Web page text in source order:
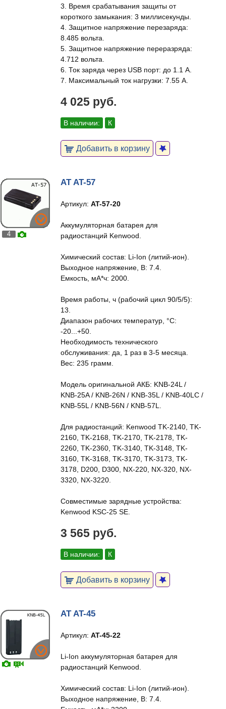
3. Время срабатывания защиты от
короткого замыкания: 3 миллисекунды.
4. Защитное напряжение перезаряда:
8.485 вольта.
5. Защитное напряжение переразряда:
4.712 вольта.
6. Ток заряда через USB порт: до 1.1 А.
7. Максимальный ток нагрузки: 7.55 А.
4 025 руб.
В наличии: К
Добавить в корзину
4
AT AT-57
Артикул: AT-57-20
Аккумуляторная батарея для
радиостанций Kenwood.
Химический состав: Li-Ion (литий-ион).
Выходное напряжение, В: 7.4.
Емкость, мА*ч: 2000.
Время работы, ч (рабочий цикл 90/5/5):
13.
Диапазон рабочих температур, °С:
-20...+50.
Необходимость технического
обслуживания: да, 1 раз в 3-5 месяца.
Вес: 235 грамм.
Модель оригинальной АКБ: KNB-24L /
KNB-25A / KNB-26N / KNB-35L / KNB-40LC /
KNB-55L / KNB-56N / KNB-57L.
Для радиостанций: Kenwood TK-2140, TK-
2160, TK-2168, TK-2170, TK-2178, TK-
2260, TK-2360, TK-3140, TK-3148, TK-
3160, TK-3168, TK-3170, TK-3173, TK-
3178, D200, D300, NX-220, NX-320, NX-
3320, NX-3220.
Совместимые зарядные устройства:
Kenwood KSC-25 SE.
3 565 руб.
В наличии: К
Добавить в корзину
AT AT-45
Артикул: AT-45-22
Li-Ion аккумуляторная батарея для
радиостанций Kenwood.
Химический состав: Li-Ion (литий-ион).
Выходное напряжение, В: 7.4.